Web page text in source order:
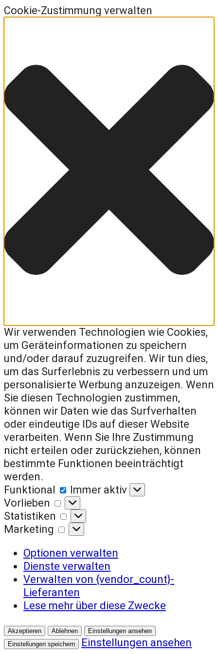
Cookie-Zustimmung verwalten
Wir verwenden Technologien wie Cookies,
um Geräteinformationen zu speichern
und/oder darauf zuzugreifen. Wir tun dies,
um das Surferlebnis zu verbessern und um
personalisierte Werbung anzuzeigen. Wenn
Sie diesen Technologien zustimmen,
können wir Daten wie das Surfverhalten
oder eindeutige IDs auf dieser Website
verarbeiten. Wenn Sie Ihre Zustimmung
nicht erteilen oder zurückziehen, können
bestimmte Funktionen beeinträchtigt
werden.
Funktional
Funktional
Immer aktiv
Vorlieben
Vorlieben
Statistiken
Statistiken
Marketing
Marketing
Optionen verwalten
Dienste verwalten
Verwalten von {vendor_count}-
Lieferanten
Lese mehr über diese Zwecke
Akzeptieren Ablehnen
Einstellungen ansehen
Einstellungen speichern
Einstellungen ansehen